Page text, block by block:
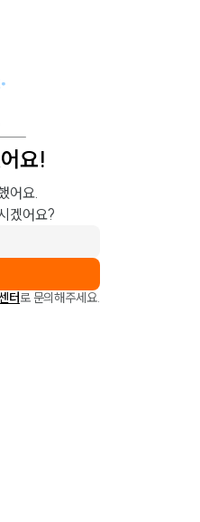
요!
어요.
겠어요?
터로 문의해주세요.